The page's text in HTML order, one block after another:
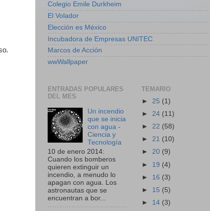
Colegio Emile Durkheim
El Volador
Elección es México
Incubadora de Empresas UNITEC
Marcos de Acción
wwWallpaper
ENTRADAS POPULARES
DEL MES
Un incendio
que se inicia
con agua -
Ciencia y
Tecnología
10 de enero 2014:
Cuando los bomberos
quieren extinguir un
incendio, a menudo lo
apagan con agua. Los
astronautas que se
encuentran a bor...
TEMARIO
► 25 (1)
► 24 (11)
► 22 (58)
► 21 (10)
► 20 (9)
► 19 (4)
► 16 (3)
► 15 (5)
► 14 (3)